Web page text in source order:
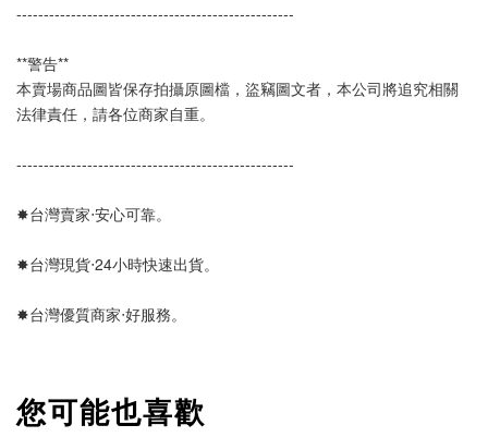
---------------------------------------------------
**警告**
本賣場商品圖皆保存拍攝原圖檔，盜竊圖文者，本公司將追究相關
法律責任，請各位商家自重。
---------------------------------------------------
✸台灣賣家‧安心可靠。
✸台灣現貨‧24小時快速出貨。
✸台灣優質商家‧好服務。
您可能也喜歡